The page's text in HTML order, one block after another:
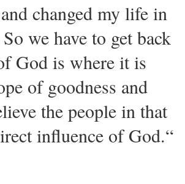
changed my life in
we have to get back
God is where it is
of goodness and
the people in that
influence of God.“